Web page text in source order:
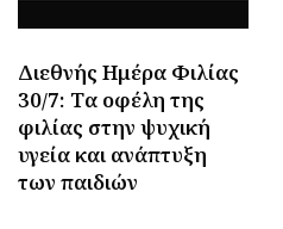
Διεθνής Ημέρα Φιλίας
30/7: Tα οφέλη της
φιλίας στην ψυχική
υγεία και ανάπτυξη
των παιδιών